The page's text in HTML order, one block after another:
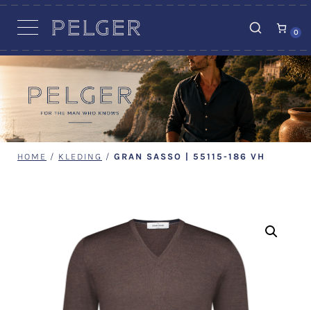
0
HOME / KLEDING / GRAN SASSO | 55115-186 VH